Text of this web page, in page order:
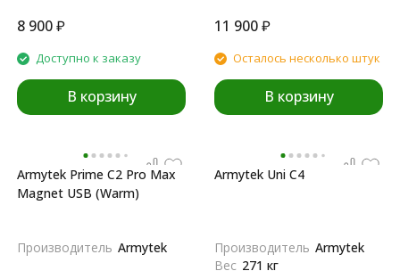
8 900₽
Доступно к заказу
В корзину
11 900₽
Осталось несколько штук
В корзину
Armytek Prime C2 Pro Max
Magnet USB (Warm)
Производитель Armytek
Armytek Uni C4
Производитель Armytek
Вес 271 кг